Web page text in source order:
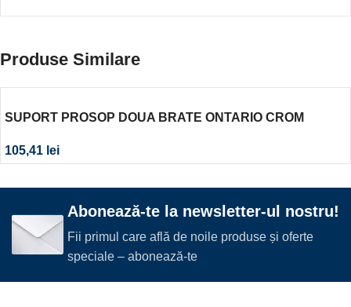
Produse Similare
SUPORT PROSOP DOUA BRATE ONTARIO CROM
105,41 lei
Abonează-te la newsletter-ul nostru!
Fii primul care află de noile produse și oferte
speciale – abonează-te